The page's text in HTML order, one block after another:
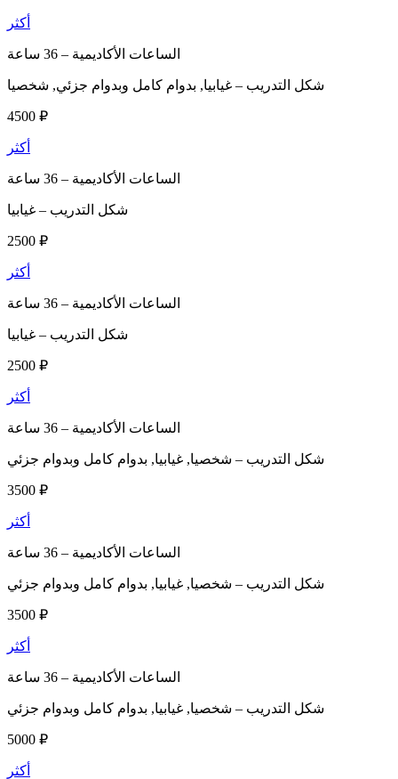
أكثر
الساعات الأكاديمية –
شكل التدريب – غيابيا, بدوام كامل وبدوام جزئي, شخصيا
4500 ₽
أكثر
الساعات الأكاديمية –
شكل التدريب – غيابيا
2500 ₽
أكثر
الساعات الأكاديمية –
شكل التدريب – غيابيا
2500 ₽
أكثر
الساعات الأكاديمية –
شكل التدريب – شخصيا, غيابيا, بدوام كامل وبدوام جزئي
3500 ₽
أكثر
الساعات الأكاديمية –
شكل التدريب – شخصيا, غيابيا, بدوام كامل وبدوام جزئي
3500 ₽
أكثر
الساعات الأكاديمية –
شكل التدريب – شخصيا, غيابيا, بدوام كامل وبدوام جزئي
5000 ₽
أكثر